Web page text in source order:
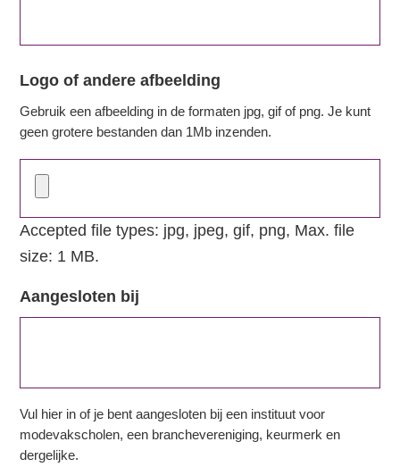
Logo of andere afbeelding
Gebruik een afbeelding in de formaten jpg, gif of png. Je kunt
geen grotere bestanden dan 1Mb inzenden.
Accepted file types: jpg, jpeg, gif, png, Max. file
size: 1 MB.
Aangesloten bij
Vul hier in of je bent aangesloten bij een instituut voor
modevakscholen, een branchevereniging, keurmerk en
dergelijke.